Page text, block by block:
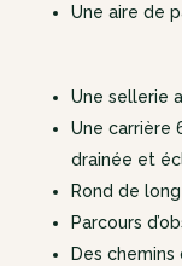
Une aire de
Une sellerie
Une carrière
drainée et
Rond de
Parcours
Des